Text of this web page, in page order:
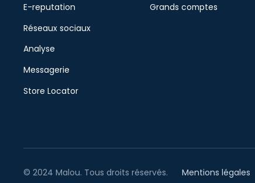
E-reputation
Réseaux sociaux
Analyse
Messagerie
Store Locator
Grands comptes
© 2024 Malou. Tous droits réservés. Mentions légales